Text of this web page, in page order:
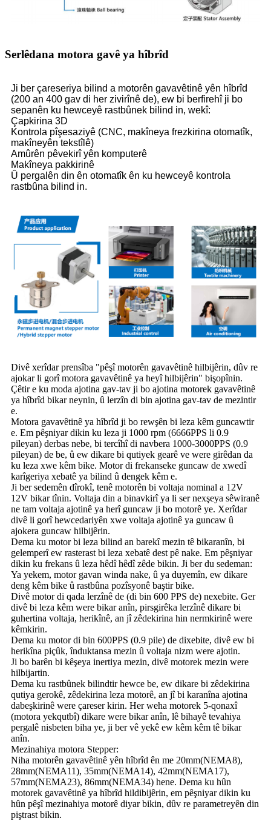
Serlêdana motora gavê ya hîbrîd
Ji ber çareseriya bilind a motorên gavavêtinê yên hîbrîd
(200 an 400 gav di her zivirînê de), ew bi berfirehî ji bo
sepanên ku hewceyê rastbûnek bilind in, wekî:
Çapkirina 3D
Kontrola pîşesaziyê (CNC, makîneya frezkirina otomatîk,
makîneyên tekstîlê)
Amûrên pêvekirî yên komputerê
Makîneya pakkirinê
Û pergalên din ên otomatîk ên ku hewceyê kontrola
rastbûna bilind in.
Divê xerîdar prensîba "pêşî motorên gavavêtinê hilbijêrin, dûv re
ajokar li gorî motora gavavêtinê ya heyî hilbijêrin" bişopînin.
Çêtir e ku moda ajotina gav-tav ji bo ajotina motorek gavavêtinê
ya hîbrîd bikar neynin, û lerzîn di bin ajotina gav-tav de mezintir
e.
Motora gavavêtinê ya hîbrîd ji bo rewşên bi leza kêm guncawtir
e. Em pêşniyar dikin ku leza ji 1000 rpm (6666PPS li 0.9
pileyan) derbas nebe, bi tercîhî di navbera 1000-3000PPS (0.9
pileyan) de be, û ew dikare bi qutiyek gearê ve were girêdan da
ku leza xwe kêm bike. Motor di frekanseke guncaw de xwedî
karîgeriya xebatê ya bilind û dengek kêm e.
Ji ber sedemên dîrokî, tenê motorên bi voltaja nominal a 12V
12V bikar tînin. Voltaja din a binavkirî ya li ser nexşeya sêwiranê
ne tam voltaja ajotinê ya herî guncaw ji bo motorê ye. Xerîdar
divê li gorî hewcedariyên xwe voltaja ajotinê ya guncaw û
ajokera guncaw hilbijêrin.
Dema ku motor bi leza bilind an barekî mezin tê bikaranîn, bi
gelemperî ew rasterast bi leza xebatê dest pê nake. Em pêşniyar
dikin ku frekans û leza hêdî hêdî zêde bikin. Ji ber du sedeman:
Ya yekem, motor gavan winda nake, û ya duyemîn, ew dikare
deng kêm bike û rastbûna pozîsyonê baştir bike.
Divê motor di qada lerzînê de (di bin 600 PPS de) nexebite. Ger
divê bi leza kêm were bikar anîn, pirsgirêka lerzînê dikare bi
guhertina voltaja, herikînê, an jî zêdekirina hin nermkirinê were
kêmkirin.
Dema ku motor di bin 600PPS (0.9 pile) de dixebite, divê ew bi
herikîna piçûk, înduktansa mezin û voltaja nizm were ajotin.
Ji bo barên bi kêşeya inertiya mezin, divê motorek mezin were
hilbijartin.
Dema ku rastbûnek bilindtir hewce be, ew dikare bi zêdekirina
qutiya gerokê, zêdekirina leza motorê, an jî bi karanîna ajotina
dabeşkirinê were çareser kirin. Her weha motorek 5-qonaxî
(motora yekqutbî) dikare were bikar anîn, lê bihayê tevahiya
pergalê nisbeten biha ye, ji ber vê yekê ew kêm kêm tê bikar
anîn.
Mezinahiya motora Stepper:
Niha motorên gavavêtinê yên hîbrîd ên me 20mm(NEMA8),
28mm(NEMA11), 35mm(NEMA14), 42mm(NEMA17),
57mm(NEMA23), 86mm(NEMA34) hene. Dema ku hûn
motorek gavavêtinê ya hîbrîd hildibijêrin, em pêşniyar dikin ku
hûn pêşî mezinahiya motorê diyar bikin, dûv re parametreyên din
piştrast bikin.